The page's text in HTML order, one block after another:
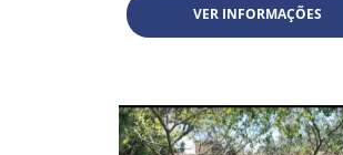
VER INFORMAÇÕES